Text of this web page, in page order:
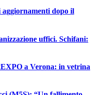
dopo il
uffici. Schifani:
a Verona: in vetrina